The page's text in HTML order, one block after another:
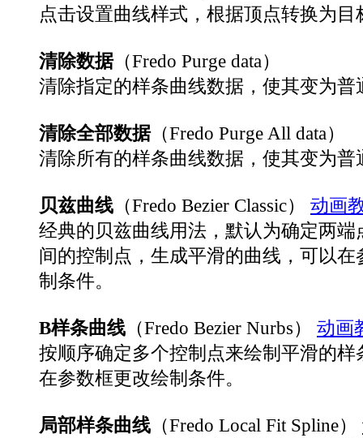
点击设置曲线样式，根据顶点转换为目
清除数据（Fredo Purge data）
清除指定的样条曲线数据，使其变为普
清除全部数据（Fredo Purge All data）
清除所有的样条曲线数据，使其变为普
贝兹曲线 （Fredo Bezier Classic）
动画
经典的贝兹曲线用法，默认为确定两端
间的控制点，生成平滑的曲线，可以在
制条件。
B样条曲线 （Fredo Bezier Nurbs）
动画
按顺序确定多个控制点来绘制平滑的样
在参数框更改绘制条件。
局部样条曲线 （Fredo Local Fit Spline）